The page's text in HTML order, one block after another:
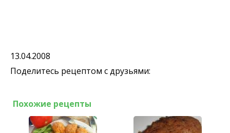
13.04.2008
Поделитесь рецептом с друзьями:
Похожие рецепты